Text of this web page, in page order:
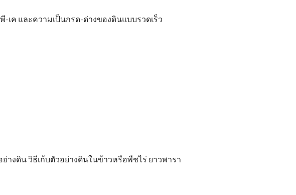
เค และความเป็นกรด-ด่างของดินแบบรวดเร็ว
างดิน วิธีเก้บตัวอย่างดินในข้าวหรือพืชไร่ ยาวพารา